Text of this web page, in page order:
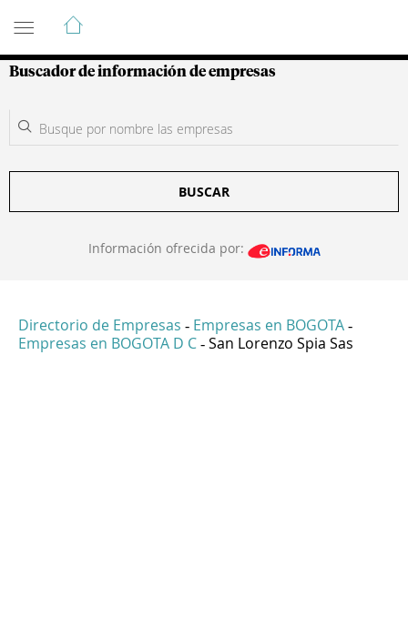
Guía de Empresas Colombianas
Buscador de información de empresas
BUSCAR
Información ofrecida por:
Directorio de Empresas - Empresas en BOGOTA -
Empresas en BOGOTA D C - San Lorenzo Spia Sas